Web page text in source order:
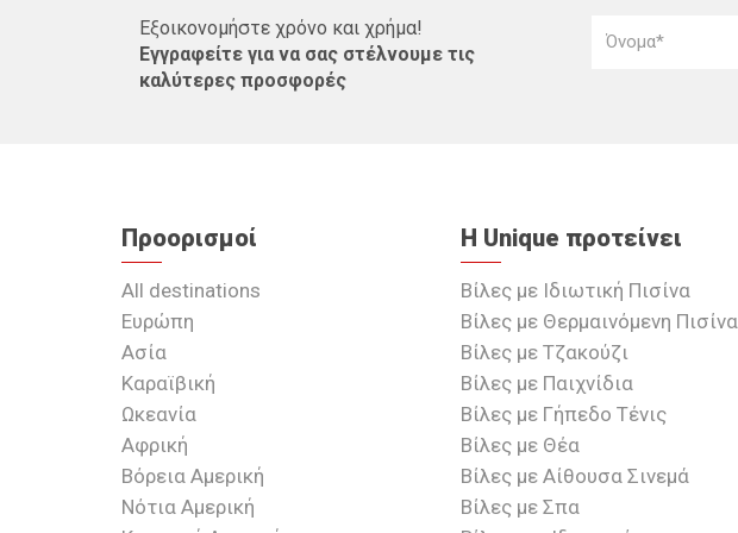
Εξοικονομήστε χρόνο και χρήμα!
Εγγραφείτε για να σας στέλνουμε τις
καλύτερες προσφορές
Προορισμοί
All destinations
Ευρώπη
Ασία
Καραϊβική
Ωκεανία
Αφρική
Βόρεια Αμερική
Νότια Αμερική
Η Unique προτείνει
Βίλες με Ιδιωτική Πισίνα
Βίλες με Θερμαινόμενη Πισίνα
Βίλες με Τζακούζι
Βίλες με Παιχνίδια
Βίλες με Γήπεδο Τένις
Βίλες με Θέα
Βίλες με Αίθουσα Σινεμά
Βίλες με Σπα